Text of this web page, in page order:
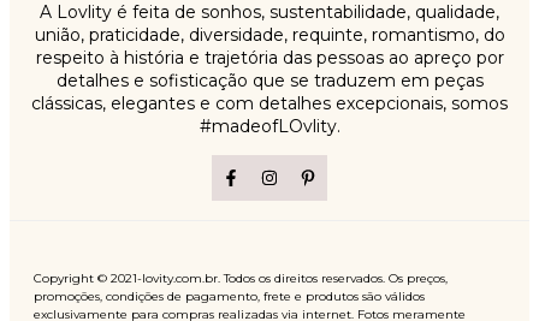
A Lovlity é feita de sonhos, sustentabilidade, qualidade,
união, praticidade, diversidade, requinte, romantismo, do
respeito à história e trajetória das pessoas ao apreço por
detalhes e sofisticação que se traduzem em peças
clássicas, elegantes e com detalhes excepcionais, somos
#madeofLOvlity.
Copyright © 2021-lovity.com.br. Todos os direitos reservados. Os preços,
promoções, condições de pagamento, frete e produtos são válidos
exclusivamente para compras realizadas via internet. Fotos meramente